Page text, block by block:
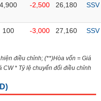
4,900 -2,500 26,180 SSV
100 -3,000 27,160 SSV
điều chỉnh; (**)Hòa vốn = Giá
CW * Tỷ lệ chuyển đổi điều chỉnh
)